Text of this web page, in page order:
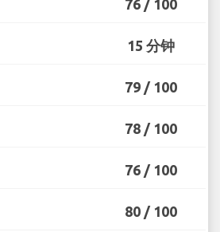
76 / 100
15 分钟
79 / 100
78 / 100
76 / 100
80 / 100